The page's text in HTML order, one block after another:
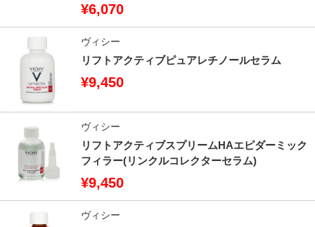
¥6,070
ヴィシー
リフトアクティブピュアレチノールセラム
¥9,450
ヴィシー
リフトアクティブスプリームHAエピダーミック
フィラー(リンクルコレクターセラム)
¥9,450
ヴィシー